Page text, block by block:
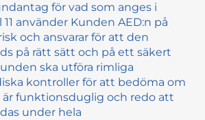
för vad som anges i
använder Kunden AED:n på
och ansvarar för att den
på rätt sätt och på ett säkert
ska utföra rimliga
kontroller för att bedöma om
är funktionsduglig och redo att
under hela